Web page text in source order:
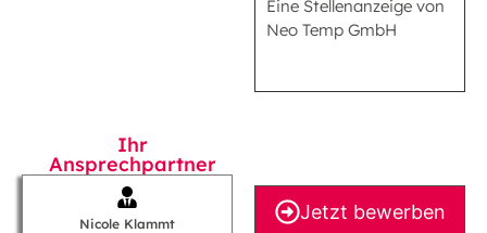
Eine Stellenanzeige von
Neo Temp GmbH
Ihr
Ansprechpartner
Nicole Klammt Jetzt bewerben